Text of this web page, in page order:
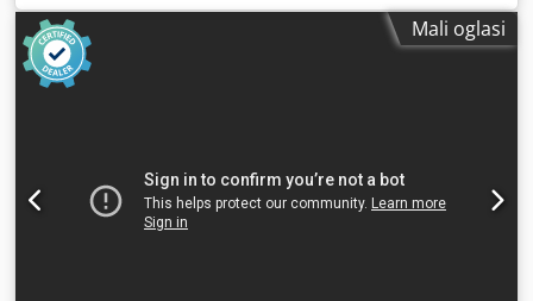
H D Njpfx Ag Dorf Prebacivanje: 345 mm Dimenzije stola:
450 x 600 mm Najveći razmak između stola i vretena za
bušenje: 785 mm Hod vretena: 180 mm Brzine vretena u 4
skupine pomoću motora s promjenom broja polova i
prostor: 700 x 1150 x 2000 mm
Mali oglasi